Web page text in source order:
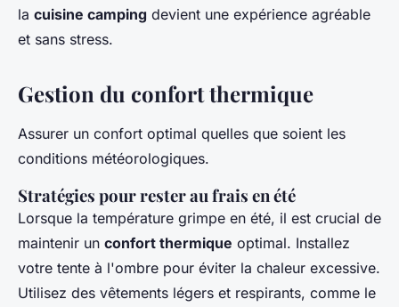
la cuisine camping devient une expérience agréable
et sans stress.
Gestion du confort thermique
Assurer un confort optimal quelles que soient les
conditions météorologiques.
Stratégies pour rester au frais en été
Lorsque la température grimpe en été, il est crucial de
maintenir un confort thermique optimal. Installez
votre tente à l'ombre pour éviter la chaleur excessive.
Utilisez des vêtements légers et respirants, comme le